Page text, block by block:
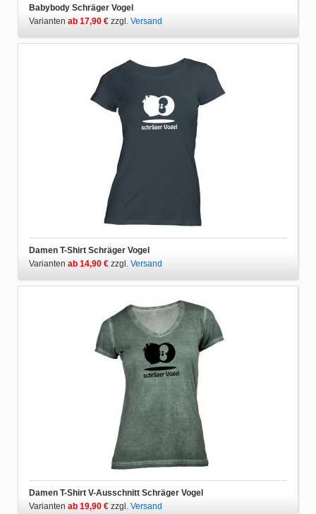
Babybody Schräger Vogel
Varianten ab 17,90 € zzgl. Versand
Damen T-Shirt Schräger Vogel
Varianten ab 14,90 € zzgl. Versand
Damen T-Shirt V-Ausschnitt Schräger Vogel
Varianten ab 19,90 € zzgl. Versand